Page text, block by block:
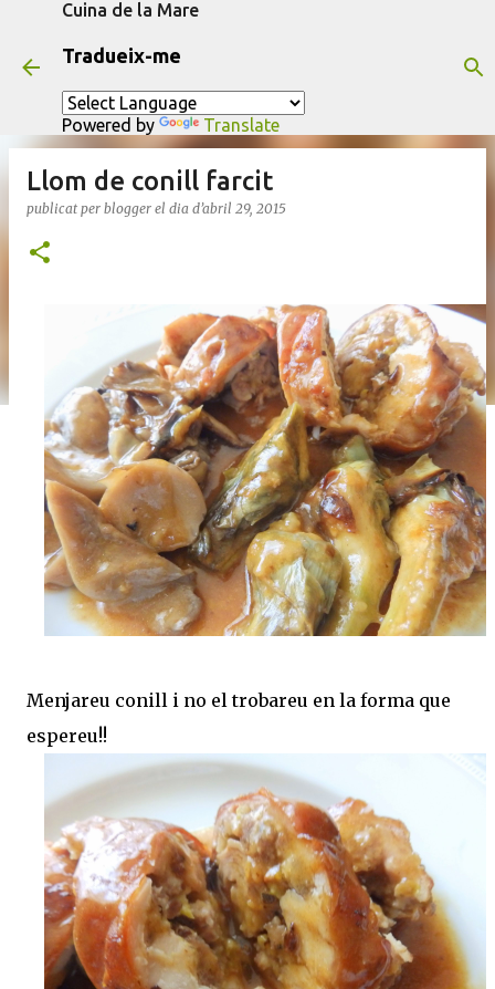
Cuina de la Mare
Tradueix-me
Powered by Translate
Llom de conill farcit
publicat per blogger el dia d’abril 29, 2015
Menjareu conill i no el trobareu en la forma que
espereu!!